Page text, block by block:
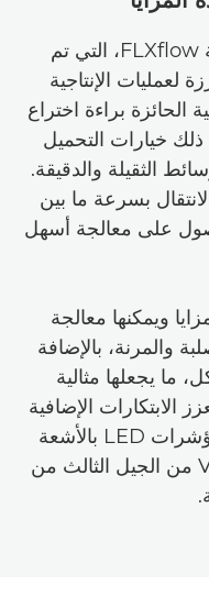
توفر Arizona 1300 مع تقنية FLXﬂow، التي تم
لعمليات الإنتاجية
الحائزة براءة اختراع
خيارات التحميل
الثقيلة والدقيقة.
بسرعة ما بين
على معالجة أسهل
ويمكنها معالجة
والمرنة، بالإضافة
ما يجعلها مثالية
الابتكارات الإضافية
مثل تقنية المعالجة باستخدام مؤشرات LED بالأشعة
فوق البنفسجية وتقنية VariaDot من الجيل الثالث من